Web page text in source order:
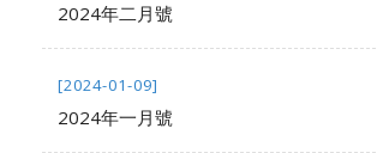
2024年二月號
[2024-01-09]
2024年一月號